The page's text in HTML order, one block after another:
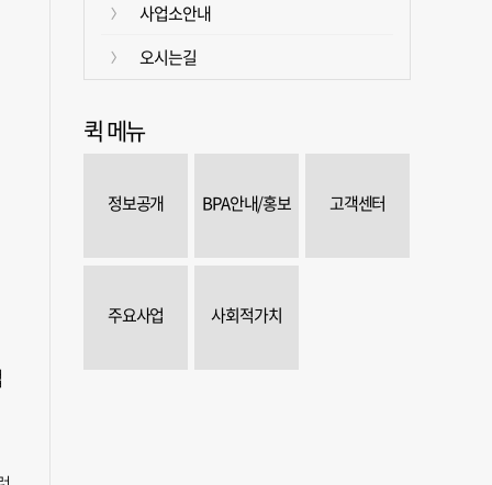
사업소안내
오시는길
퀵 메뉴
정보공개 BPA안내/홍보 고객센터
주요사업 사회적가치